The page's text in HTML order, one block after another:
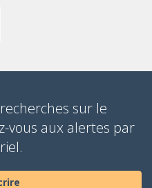
sur le
vous aux alertes par